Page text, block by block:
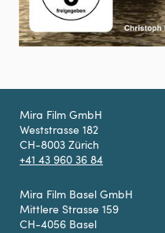
Mira Film GmbH
Weststrasse 182
CH-8003 Zürich
+41 43 960 36 84
Mira Film Basel GmbH
Mittlere Strasse 159
CH-4056 Basel